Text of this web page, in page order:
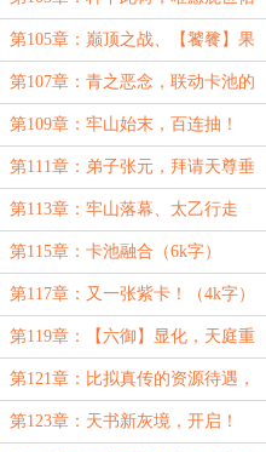
人（6k字）
第105章：巅顶之战、【饕餮】果
位！（6k字）
第107章：青之恶念，联动卡池的
最后拼图（6k字）
第109章：牢山始末，百连抽！
（4k字）
第111章：弟子张元，拜请天尊垂
怜！（4k字）
第113章：牢山落幕、太乙行走
（4k字）
第115章：卡池融合（6k字）
第117章：又一张紫卡！（4k字）
第119章：【六御】显化，天庭重
现（非常重要的关键章节，4k字）
第121章：比拟真传的资源待遇，
白骨女宝宝（4k字）
第123章：天书新灰境，开启！